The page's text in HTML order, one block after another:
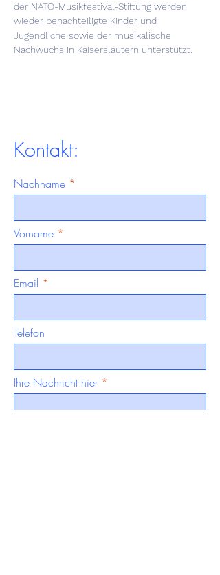
der NATO-Musikfestival-Stiftung werden
wieder benachteiligte Kinder und
Jugendliche sowie der musikalische
Nachwuchs in Kaiserslautern unterstützt.
Kontakt:
Nachname
Vorname
Email
Telefon
Ihre Nachricht hier